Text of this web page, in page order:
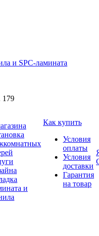
и SPC-ламината
179
и
Как купить
Условия
оплаты
Условия
доставки
Гарантия
на товар